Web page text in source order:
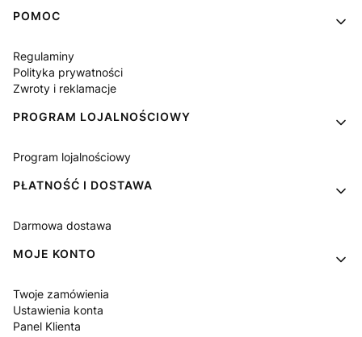
Linki w stopce
POMOC
Regulaminy
Polityka prywatności
Zwroty i reklamacje
PROGRAM LOJALNOŚCIOWY
Program lojalnościowy
PŁATNOŚĆ I DOSTAWA
Darmowa dostawa
MOJE KONTO
Twoje zamówienia
Ustawienia konta
Panel Klienta